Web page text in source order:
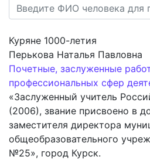
Куряне 1000-летия
Перькова Наталья Павловна
Почетные, заслуженные
профессиональных сфер
«Заслуженный учитель
(2006), звание присвоено в
заместителя директора
общеобразовательного
№25», город Курск.